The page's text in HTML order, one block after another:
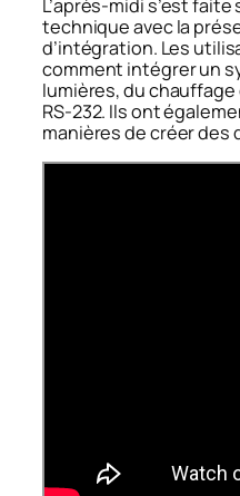
L’après-midi s’est
technique avec la
d’intégration. Les
comment intégrer un
lumières, du
RS-232. Ils ont
manières de créer des